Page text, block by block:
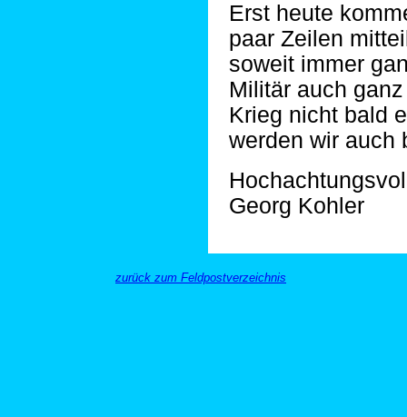
Erst heute
paar Zeilen
soweit immer
Militär auch
Krieg nicht bald
werden wir auch
Georg Kohler
zurück zum Feldpostverzeichnis